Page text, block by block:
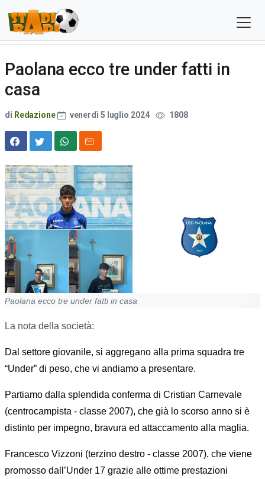
Paolana ecco tre under fatti in
casa
di Redazione venerdì 5 luglio 2024 1808
Paolana ecco tre under fatti in casa
La nota della società:
Dal settore giovanile, si aggregano alla prima squadra tre
“Under” di peso, che vi andiamo a presentare.
Partiamo dalla splendida conferma di Cristian Carnevale
(centrocampista - classe 2007), che già lo scorso anno si è
distinto per impegno, bravura ed attaccamento alla maglia.
Francesco Vizzoni (terzino destro - classe 2007), che viene
promosso dall’Under 17 grazie alle ottime prestazioni